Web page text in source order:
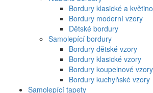
Bordury klasické a
Bordury moderní vzory
Dětské bordury
Samolepící bordury
Bordury dětské vzory
Bordury klasické vzory
Bordury koupelnové vzory
Bordury kuchyňské vzory
Samolepící tapety